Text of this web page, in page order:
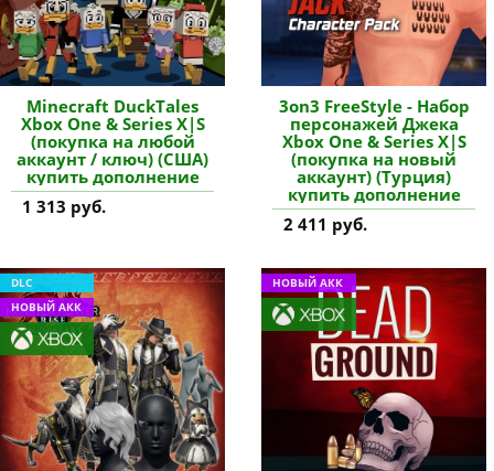
Minecraft DuckTales
Xbox One & Series X|S
(покупка на любой
аккаунт / ключ) (США)
купить дополнение
1 313 руб.
3on3 FreeStyle - Набор
персонажей Джека
Xbox One & Series X|S
(покупка на новый
аккаунт) (Турция)
купить дополнение
2 411 руб.
DLC
НОВЫЙ АКК
НОВЫЙ АКК